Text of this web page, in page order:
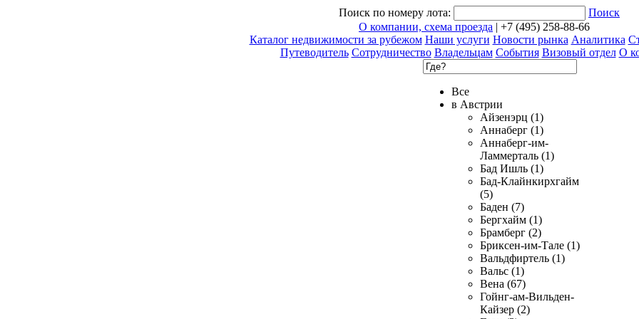
Поиск по номеру лота:
Поиск
О компании, схема проезда | +7 (495) 258-88-66
Каталог недвижимости за рубежом Наши услуги Новости рынка Аналитика
Путеводитель Сотрудничество Владельцам События Визовый отдел О
Все
в Австрии
Айзенэрц (1)
Аннаберг (1)
Аннаберг-им-
Ламмерталь (1)
Бад Ишль (1)
Бад-Клайнкирхгайм
(5)
Баден (7)
Бергхайм (1)
Брамберг (2)
Бриксен-им-Тале (1)
Вальдфиртель (1)
Вальс (1)
Вена (67)
Гойнг-ам-Вильден-
Кайзер (2)